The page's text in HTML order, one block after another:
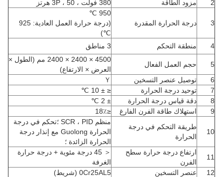
مزود الطاقة 380 فولت ، 3P ، 50 هرتز
درجة الحرارة المقدرة
950 ℃
(درجة حرارة العمل العادية: 925
℃)
4
منطقة التحكم
5 حجم العمل الفعال
4500 × 2400 × 2400 مم (الطول ×
العرض × الارتفاع)
توصيل عنصر التسخين
Ｙ
توحيد درجة الحرارة
≤ ± 10 ℃
دقة قياس درجة الحرارة
± 2 ℃
استهلاك طاقة الفرن الفارغ ≤18٪
10
طريقة التحكم في درجة
الحرارة
منظم SCR ، PID ؛تحكم في درجة
الحرارة Guolong مع إنذار درجة
الحرارة الزائدة ؛
11
ارتفاع درجة حرارة سطح
الفرن
＜ 45 درجة مئوية + درجة حرارة
الغرفة
12
عنصر التسخين
0Cr25AL5 (شريط)